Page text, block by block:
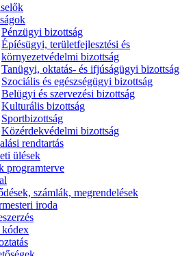
Pénzügyi bizottság
Épíésügyi, területfejlesztési és
környezetvédelmi bizottság
Tanügyi, oktatás- és ifjúságügyi bizottság
Szociális és egészségügyi bizottság
Belügyi és szervezési bizottság
Kulturális bizottság
Sportbizottság
Közérdekvédelmi bizottság
rendtartás
ülések
programterve
számlák, megrendelések
iroda